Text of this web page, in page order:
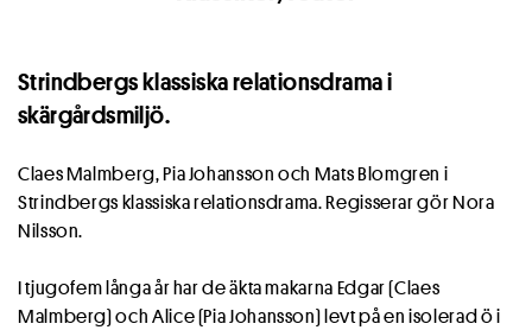
Strindbergs klassiska relationsdrama i
skärgårdsmiljö.
Claes Malmberg, Pia Johansson och Mats Blomgren i
Strindbergs klassiska relationsdrama. Regisserar gör Nora
Nilsson.
I tjugofem långa år har de äkta makarna Edgar (Claes
Malmberg) och Alice (Pia Johansson) levt på en isolerad ö i